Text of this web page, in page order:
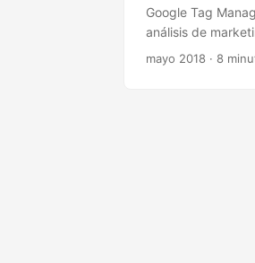
Google Tag
análisis de
mayo 2018 · 8